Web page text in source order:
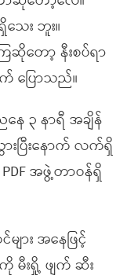
း ဘူး။
တော့ နီးစပ်ရာ
ပြောသည်။
နေ ၃ နာရီ အချိန်
ပြီးနောက် လက်ရှိ
အဖွဲ့တာဝန်ရှိ
ား အနေဖြင့်
ကို မီးရှို့ ဖျက် ဆီး